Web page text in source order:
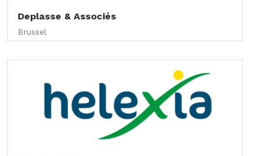
Deplasse & Associés
Brussel